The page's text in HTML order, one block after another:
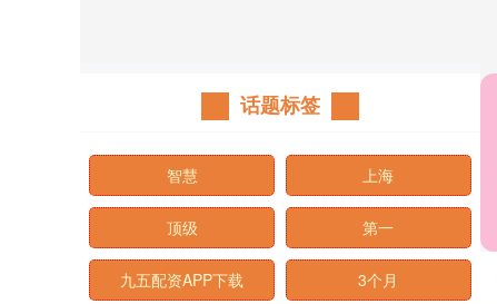
话题标签
智慧 上海
顶级 第一
九五配资APP下载 3个月